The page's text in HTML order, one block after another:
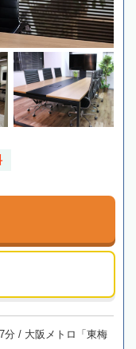
分 / 大阪メトロ「東梅